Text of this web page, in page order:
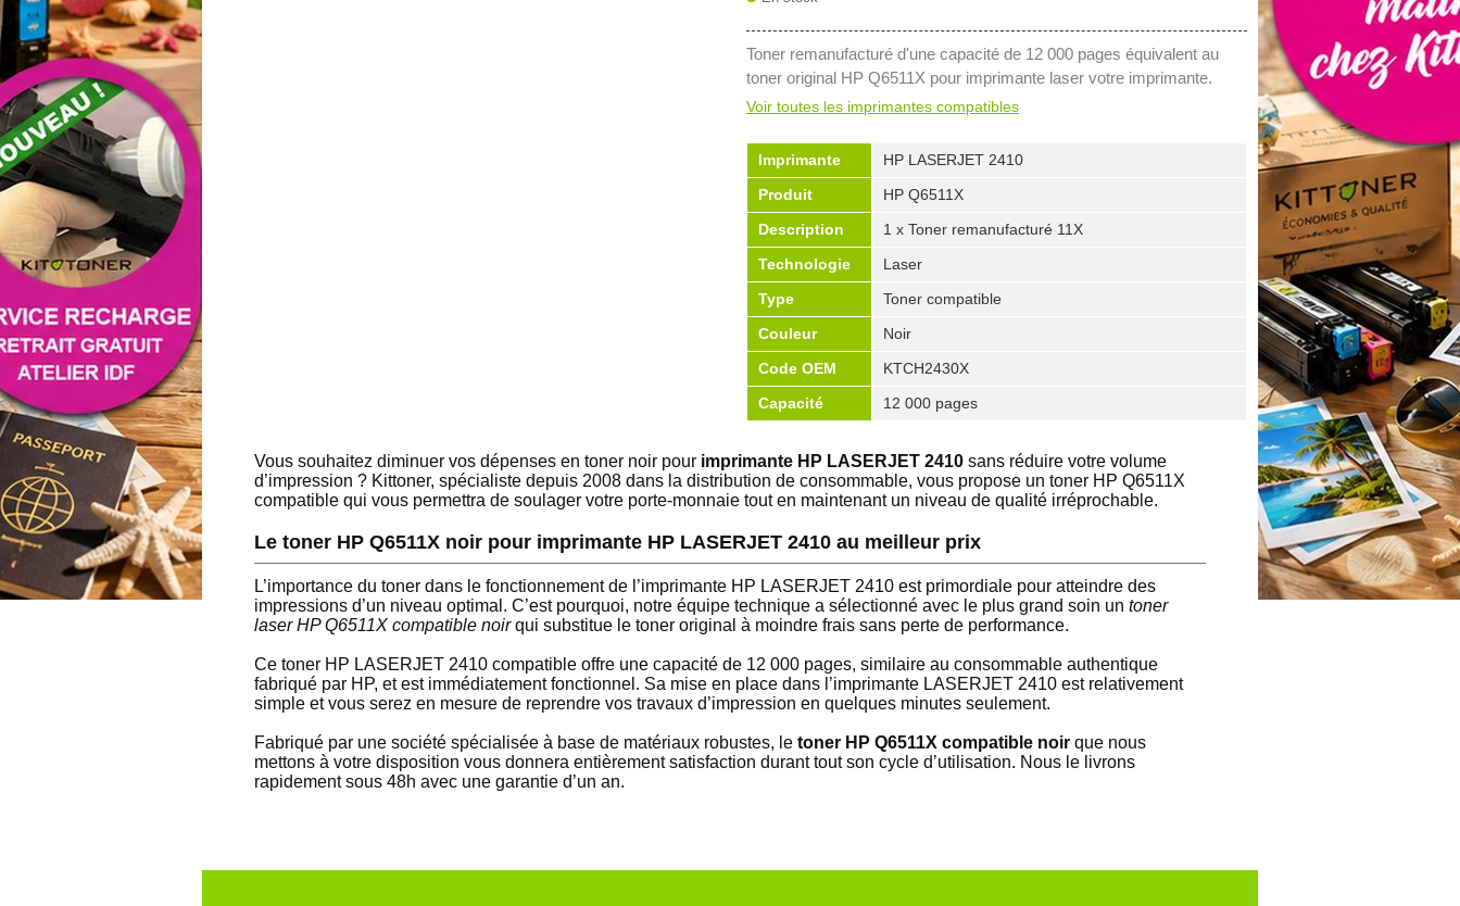
Toner remanufacturé d'une capacité de 12 000 pages équivalent au
toner original HP Q6511X pour imprimante laser votre imprimante.
Voir toutes les imprimantes compatibles
Imprimante
HP LASERJET 2410
Produit
HP Q6511X
Description
1 x Toner remanufacturé 11X
Technologie
Laser
Type
Toner compatible
Couleur
Noir
Code OEM
KTCH2430X
Capacité
12 000 pages
Vous souhaitez diminuer vos dépenses en toner noir pour imprimante HP LASERJET 2410 sans réduire votre volume
d’impression ? Kittoner, spécialiste depuis 2008 dans la distribution de consommable, vous propose un toner HP Q6511X
compatible qui vous permettra de soulager votre porte-monnaie tout en maintenant un niveau de qualité irréprochable.
Le toner HP Q6511X noir pour imprimante HP LASERJET 2410 au meilleur prix
L’importance du toner dans le fonctionnement de l’imprimante HP LASERJET 2410 est primordiale pour atteindre des
impressions d’un niveau optimal. C’est pourquoi, notre équipe technique a sélectionné avec le plus grand soin un toner
laser HP Q6511X compatible noirqui substitue le toner original à moindre frais sans perte de performance.
Ce toner HP LASERJET 2410 compatible offre une capacité de 12 000 pages, similaire au consommable authentique
fabriqué par HP, et est immédiatement fonctionnel. Sa mise en place dans l’imprimante LASERJET 2410 est relativement
simple et vous serez en mesure de reprendre vos travaux d’impression en quelques minutes seulement.
Fabriqué par une société spécialisée à base de matériaux robustes, le toner HP Q6511X compatible noir que nous
mettons à votre disposition vous donnera entièrement satisfaction durant tout son cycle d’utilisation. Nous le livrons
rapidement sous 48h avec une garantie d’un an.